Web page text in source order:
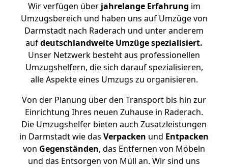
Wir verfügen überjahrelange Erfahrung im
Umzugsbereich und haben uns auf Umzüge von
Darmstadt nach Raderach und unter anderem
aufdeutschlandweite Umzüge spezialisiert.
Unser Netzwerk besteht aus professionellen
Umzugshelfern, die sich darauf spezialisieren,
alle Aspekte eines Umzugs zu organisieren.
Von der Planung über den Transport bis hin zur
Einrichtung Ihres neuen Zuhause in Raderach.
Die Umzugshelfer bieten auch Zusatzleistungen
in Darmstadt wie das Verpacken und Entpacken
von Gegenständen, das Entfernen von Möbeln
und das Entsorgen von Müll an. Wir sind uns